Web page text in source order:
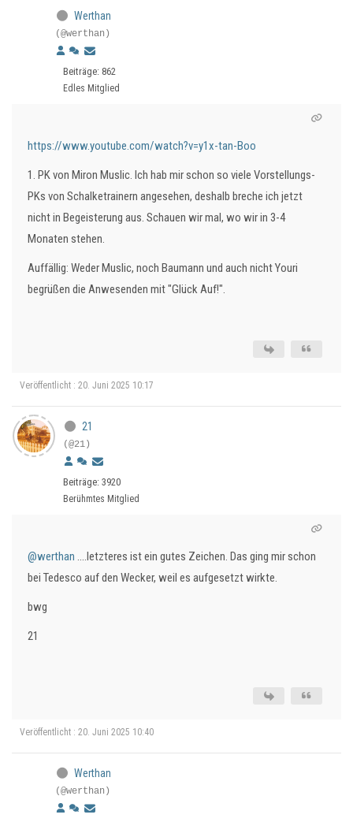
Werthan
(@werthan)
Beiträge: 862
Edles Mitglied
https://www.youtube.com/watch?v=y1x-tan-Boo
1. PK von Miron Muslic. Ich hab mir schon so viele Vorstellungs-
PKs von Schalketrainern angesehen, deshalb breche ich jetzt
nicht in Begeisterung aus. Schauen wir mal, wo wir in 3-4
Monaten stehen.
Auffällig: Weder Muslic, noch Baumann und auch nicht Youri
begrüßen die Anwesenden mit "Glück Auf!".
Veröffentlicht : 20. Juni 2025 10:17
21
(@21)
Beiträge: 3920
Berühmtes Mitglied
@werthan ....letzteres ist ein gutes Zeichen. Das ging mir schon
bei Tedesco auf den Wecker, weil es aufgesetzt wirkte.
bwg
21
Veröffentlicht : 20. Juni 2025 10:40
Werthan
(@werthan)